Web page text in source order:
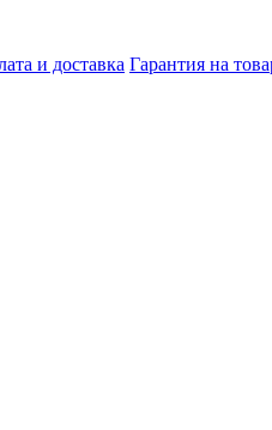
и доставка Гарантия на